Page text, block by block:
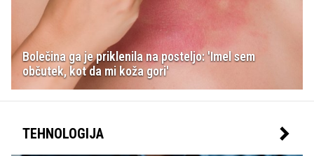
Bolečina ga je priklenila na posteljo: 'Imel sem
občutek, kot da mi koža gori'
TEHNOLOGIJA